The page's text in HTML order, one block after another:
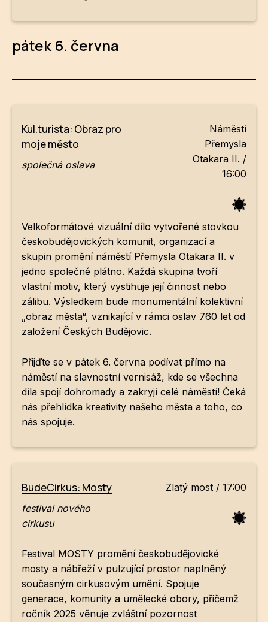
pátek 6. června
Kul.turista: Obraz pro
moje město
společná oslava
Náměstí
Přemysla
Otakara II. /
16:00
Velkoformátové vizuální dílo vytvořené stovkou
českobudějovických komunit, organizací a
skupin promění náměstí Přemysla Otakara II. v
jedno společné plátno. Každá skupina tvoří
vlastní motiv, který vystihuje její činnost nebo
zálibu. Výsledkem bude monumentální kolektivní
„obraz města“, vznikající v rámci oslav 760 let od
založení Českých Budějovic.
Přijďte se v pátek 6. června podívat přímo na
náměstí na slavnostní vernisáž, kde se všechna
díla spojí dohromady a zakryjí celé náměstí! Čeká
nás přehlídka kreativity našeho města a toho, co
nás spojuje.
BudeCirkus: Mosty
festival nového
cirkusu
Zlatý most / 17:00
Festival MOSTY promění českobudějovické
mosty a nábřeží v pulzující prostor naplněný
současným cirkusovým umění. Spojuje
generace, komunity a umělecké obory, přičemž
ročník 2025 věnuje zvláštní pozornost